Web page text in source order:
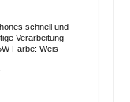
Anschlüsse: USB-C / USB-C Output: 35W Farbe: Weis